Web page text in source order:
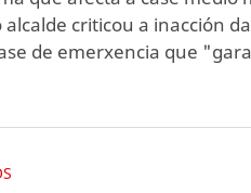
alcalde criticou a inacción
de emerxencia que